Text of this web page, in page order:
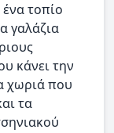
τοπίο
γαλάζια
κάνει την
χωριά που
τα